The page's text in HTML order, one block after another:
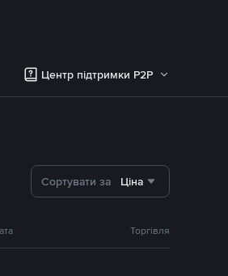
Центр підтримки P2P
Сортувати за Ціна
Торгівля